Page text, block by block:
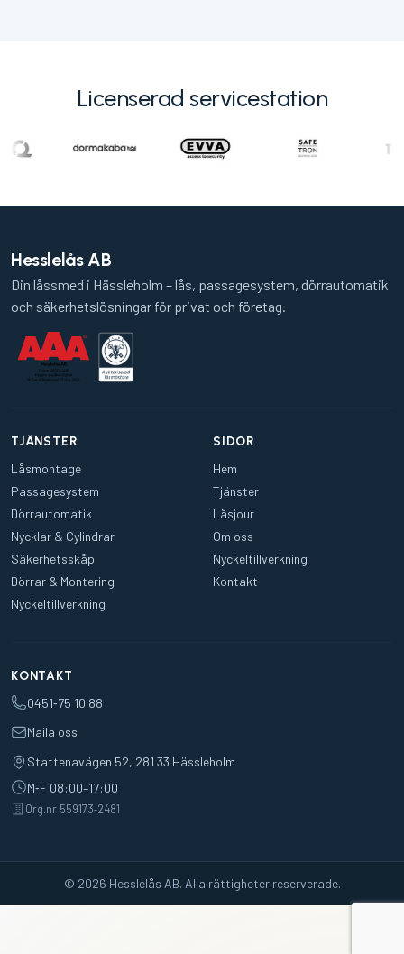
Licenserad servicestation
Hesslelås AB
Din låssmed i Hässleholm – lås, passagesystem, dörrautomatik
och säkerhetslösningar för privat och företag.
TJÄNSTER
Låsmontage
Passagesystem
Dörrautomatik
Nycklar & Cylindrar
Säkerhetsskåp
Dörrar & Montering
Nyckeltillverkning
SIDOR
Hem
Tjänster
Låsjour
Om oss
Nyckeltillverkning
Kontakt
KONTAKT
0451‑75 10 88
Maila oss
Stattenavägen 52, 281 33 Hässleholm
M‑F 08:00–17:00
Org.nr 559173‑2481
© 2026 Hesslelås AB. Alla rättigheter reserverade.